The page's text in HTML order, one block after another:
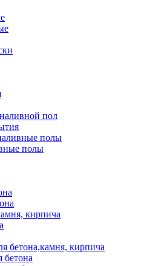
пол
полы
полы
кирпича
бетона,камня, кирпича
бетона